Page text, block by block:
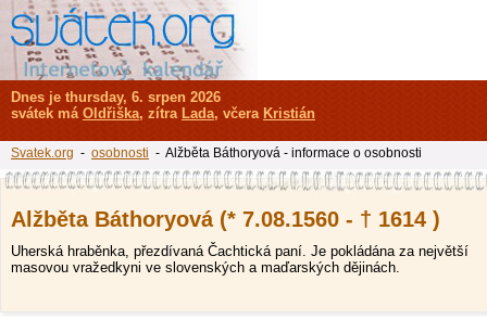
Alžběta Báthoryová (* 7.08.1560 - † 1614 )
Uherská hraběnka, přezdívaná Čachtická paní. Je pokládána za největší
masovou vražedkyni ve slovenských a maďarských dějinách.
Dnes je thursday, 6. srpen 2026
svátek má Oldřiška, zítra Lada, včera Kristián
Svatek.org - osobnosti - Alžběta Báthoryová - informace o osobnosti